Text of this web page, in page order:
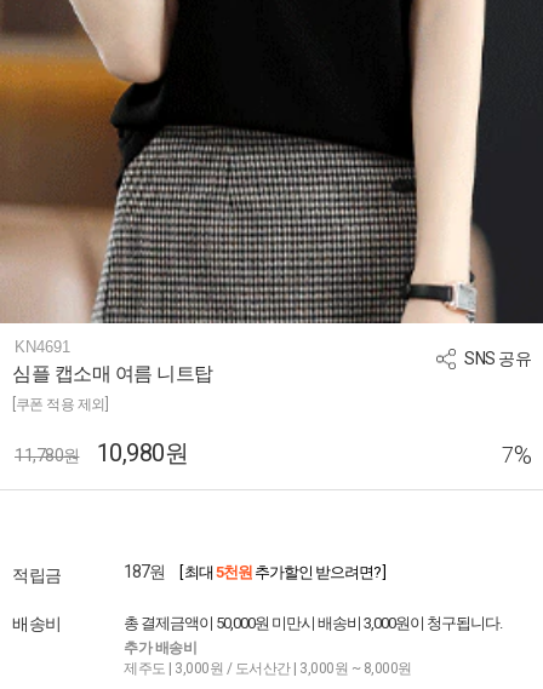
SNS 공유
KN4691
심플 캡소매 여름 니트탑
[쿠폰 적용 제외]
11,780원 10,980원 7%
적립금 187원 [ 최대 5천원 추가할인 받으려면? ]
배송비 총 결제금액이 50,000원 미만시 배송비 3,000원이 청구됩니다.
추가 배송비
제주도 | 3,000원 / 도서산간 | 3,000원 ~ 8,000원